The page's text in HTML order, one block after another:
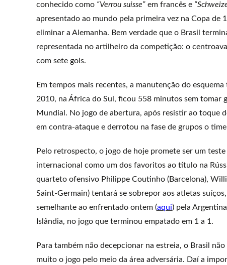
conhecido como “Verrou suisse” em francês e
apresentado ao mundo pela primeira vez na Copa de
eliminar a Alemanha. Bem verdade que o Brasil
representada no artilheiro da competição: o
com sete gols.
Em tempos mais recentes, a manutenção do
2010, na África do Sul, ficou 558 minutos sem tomar
Mundial. No jogo de abertura, após resistir ao toque
em contra-ataque e derrotou na fase de grupos o
Pelo retrospecto, o jogo de hoje promete ser um
internacional como um dos favoritos ao título na
quarteto ofensivo Philippe Coutinho (Barcelona),
Saint-Germain) tentará se sobrepor aos atletas
semelhante ao enfrentado ontem (aqui) pela
Islândia, no jogo que terminou empatado em 1 a 1.
Para também não decepcionar na estreia, o Brasil
muito o jogo pelo meio da área adversária. Daí a